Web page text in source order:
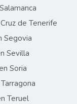
de Tenerife
Segovia
Sevilla
Soria
Teruel